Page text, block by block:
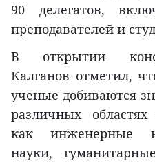
90 делегатов,
преподавателей и
В открытии
Калганов отметил,
ученые добиваются
различных
как инженерные
науки,